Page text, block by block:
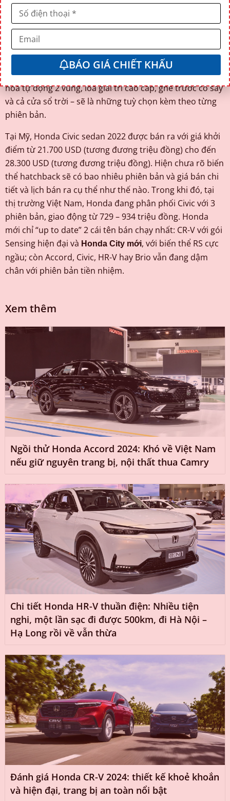
Những tính năng an toàn có thể điểm qua như: cảm biến
đỗ xe phía trước / phía sau, cảnh báo va chạm sau có
tích hợp phanh tự động khẩn cấp, adaptive cruise
control, tính năng hỗ trợ lái xe khi tắc đường… Còn kích
cỡ la-zăng, hay nội thất bọc các chất liệu khác nhau, điều
hoà tự động 2 vùng, loa giải trí cao cấp, ghế trước có sấy
và cả cửa sổ trời – sẽ là những tuỳ chọn kèm theo từng
phiên bản.
Tại Mỹ, Honda Civic sedan 2022 được bán ra với giá khởi
điểm từ 21.700 USD (tương đương triệu đồng) cho đến
28.300 USD (tương đương triệu đồng). Hiện chưa rõ biến
thể hatchback sẽ có bao nhiêu phiên bản và giá bán chi
tiết và lịch bán ra cụ thể như thế nào. Trong khi đó, tại
thị trường Việt Nam, Honda đang phân phối Civic với 3
phiên bản, giao động từ 729 – 934 triệu đồng. Honda
mới chỉ “up to date” 2 cái tên bán chạy nhất: CR-V với gói
Sensing hiện đại và Honda City mới, với biến thể RS cực
ngầu; còn Accord, Civic, HR-V hay Brio vẫn đang dậm
chân với phiên bản tiền nhiệm.
Xem thêm
Ngồi thử Honda Accord 2024: Khó về Việt Nam
nếu giữ nguyên trang bị, nội thất thua Camry
Chi tiết Honda HR-V thuần điện: Nhiều tiện
nghi, một lần sạc đi được 500km, đi Hà Nội –
Hạ Long rồi về vẫn thừa
Đánh giá Honda CR-V 2024: thiết kế khoẻ khoắn
và hiện đại, trang bị an toàn nổi bật
BÁO GIÁ CHIẾT KHẤU